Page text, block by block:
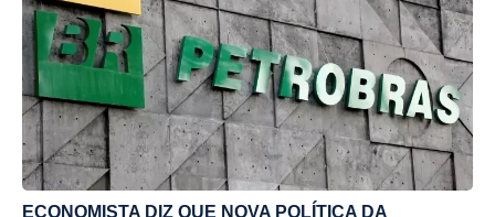
ECONOMISTA DIZ QUE NOVA POLÍTICA DA